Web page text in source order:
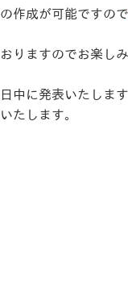
作成が可能ですので
りますのでお楽し
中に発表いたします
たします。